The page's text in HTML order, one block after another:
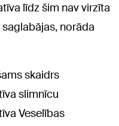
līdz šim nav virzīta
norāda
skaidrs
slimnīcu
Veselības